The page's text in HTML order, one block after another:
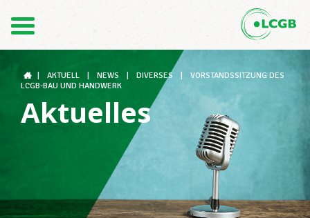
FR
Der LCGB
Gewerkschaftsstrukturen
AKTUELL NEWS DIVERSES
VORSTANDSSITZUNG DES
LCGB-BAU UND HANDWERK
Aktuelles